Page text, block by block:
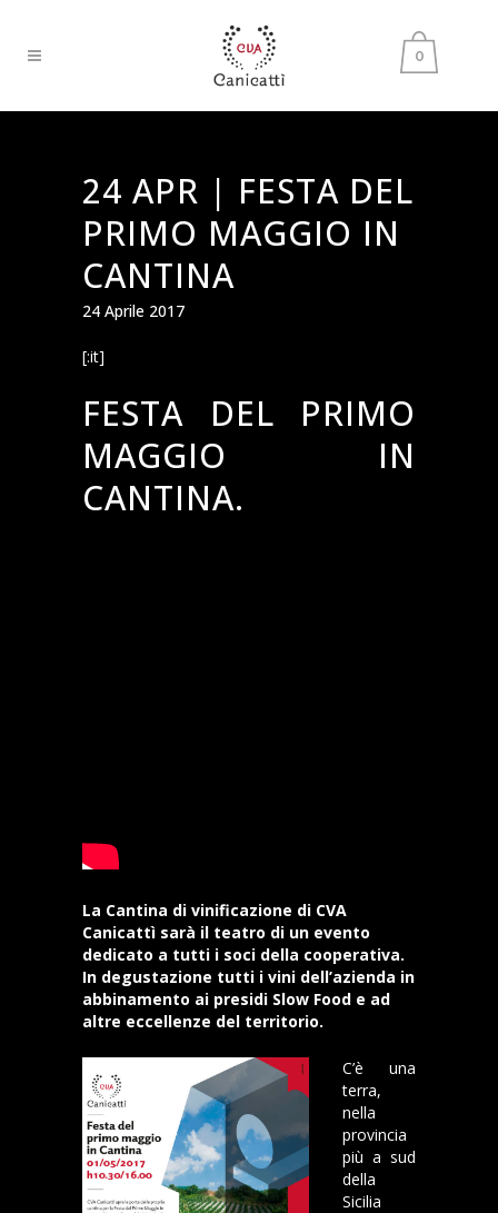
0
24 APR | FESTA DEL
PRIMO MAGGIO IN
CANTINA
24 Aprile 2017
[:it]
FESTA DEL PRIMO
MAGGIO IN
CANTINA.
La Cantina di vinificazione di CVA
Canicattì sarà il teatro di un evento
dedicato a tutti i soci della cooperativa.
In degustazione tutti i vini dell’azienda in
abbinamento ai presidi Slow Food e ad
altre eccellenze del territorio.
C’è una
terra,
nella
provincia
più a sud
della
Sicilia